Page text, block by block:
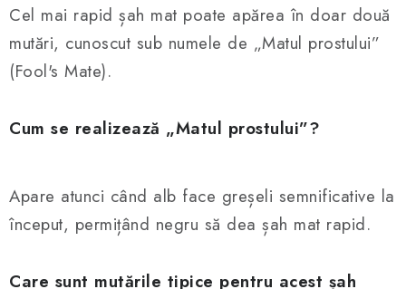
Cel mai rapid șah mat poate apărea în doar două
mutări, cunoscut sub numele de „Matul prostului”
(Fool's Mate).
Cum se realizează „Matul prostului”?
Apare atunci când alb face greșeli semnificative la
început, permițând negru să dea șah mat rapid.
Care sunt mutările tipice pentru acest șah